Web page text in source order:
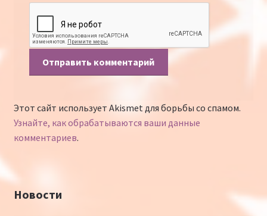
Этот сайт использует Akismet для борьбы со спамом.
Узнайте, как обрабатываются ваши данные
комментариев.
Новости